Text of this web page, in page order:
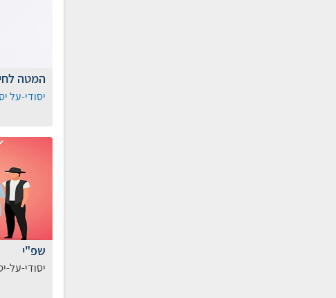
המטה
יסודי-על
שפ"י
יסודי-על-